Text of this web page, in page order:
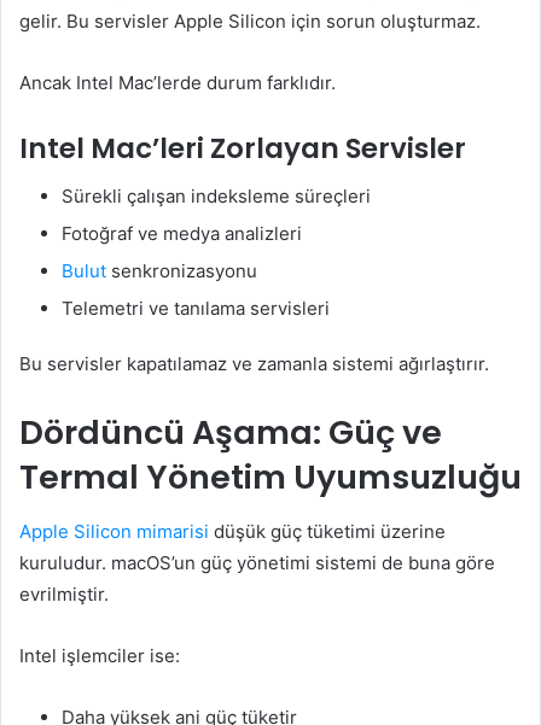
gelir. Bu servisler Apple Silicon için sorun oluşturmaz.
Ancak Intel Mac’lerde durum farklıdır.
Intel Mac’leri Zorlayan Servisler
Sürekli çalışan indeksleme süreçleri
Fotoğraf ve medya analizleri
Bulut senkronizasyonu
Telemetri ve tanılama servisleri
Bu servisler kapatılamaz ve zamanla sistemi ağırlaştırır.
Dördüncü Aşama: Güç ve
Termal Yönetim Uyumsuzluğu
Apple Silicon mimarisi düşük güç tüketimi üzerine
kuruludur. macOS’un güç yönetimi sistemi de buna göre
evrilmiştir.
Intel işlemciler ise:
Daha yüksek ani güç tüketir